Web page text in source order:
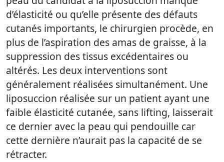
d’élasticité ou qu’elle présente des défauts
cutanés importants, le chirurgien procède, en
plus de l’aspiration des amas de graisse, à la
suppression des tissus excédentaires ou
altérés. Les deux interventions sont
généralement réalisées simultanément. Une
liposuccion réalisée sur un patient ayant une
faible élasticité cutanée, sans lifting, laisserait
ce dernier avec la peau qui pendouille car
cette dernière n’aurait pas la capacité de se
rétracter.